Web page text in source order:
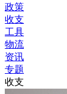
政策
收支
工具
物流
资讯
专题
收支